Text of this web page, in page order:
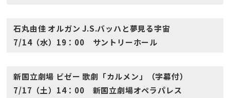
石丸由佳 オルガン J.S.バッハと夢見る宇宙
7/14（水）19：00 サントリーホール
新国立劇場 ビゼー 歌劇「カルメン」（字幕付）
7/17（土）14：00 新国立劇場オペラパレス